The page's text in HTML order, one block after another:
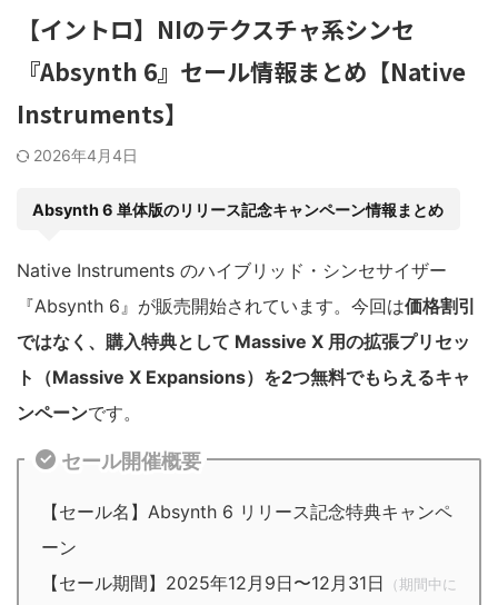
【イントロ】NIのテクスチャ系シンセ
『Absynth 6』セール情報まとめ【Native
Instruments】
2026年4月4日
Absynth 6 単体版のリリース記念キャンペーン情報まとめ
Native Instruments のハイブリッド・シンセサイザー
『Absynth 6』が販売開始されています。今回は価格割引
ではなく、購入特典として Massive X 用の拡張プリセッ
ト（Massive X Expansions）を2つ無料でもらえるキャ
ンペーンです。
セール開催概要
【セール名】Absynth 6 リリース記念特典キャンペ
ーン
【セール期間】2025年12月9日〜12月31日
（期間中に